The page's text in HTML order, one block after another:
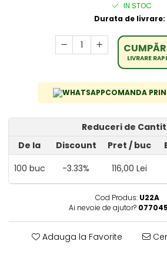
IN STOC
Durata de livrare:
LIVRARE
COMANDA
Reduceri de
De la
Discount Pret / buc
100 buc -3.33% 116,00 Lei
Cod Produs: U22A
Ai nevoie de ajutor?
Adauga la Favorite